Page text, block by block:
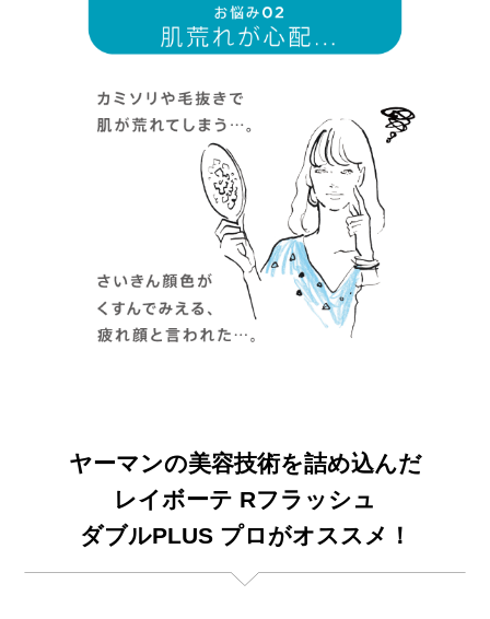
ヤーマンの美容技術を詰め込んだ
レイボーテ Rフラッシュ
ダブルPLUS プロがオススメ！